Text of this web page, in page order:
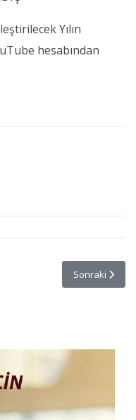
Yılın
hesabından
Çıktı Sonraki
Sonraki